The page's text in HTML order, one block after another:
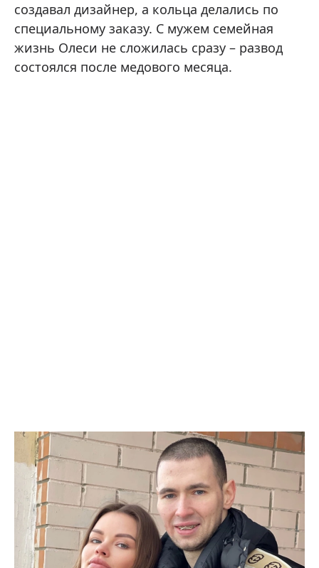
создавал дизайнер, а кольца делались по
специальному заказу. С мужем семейная
жизнь Олеси не сложилась сразу – развод
состоялся после медового месяца.